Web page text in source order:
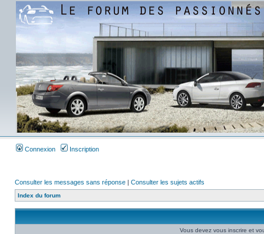
Connexion Inscription
Consulter les messages sans réponse | Consulter les sujets actifs
Index du forum
Vous devez vous inscrire et